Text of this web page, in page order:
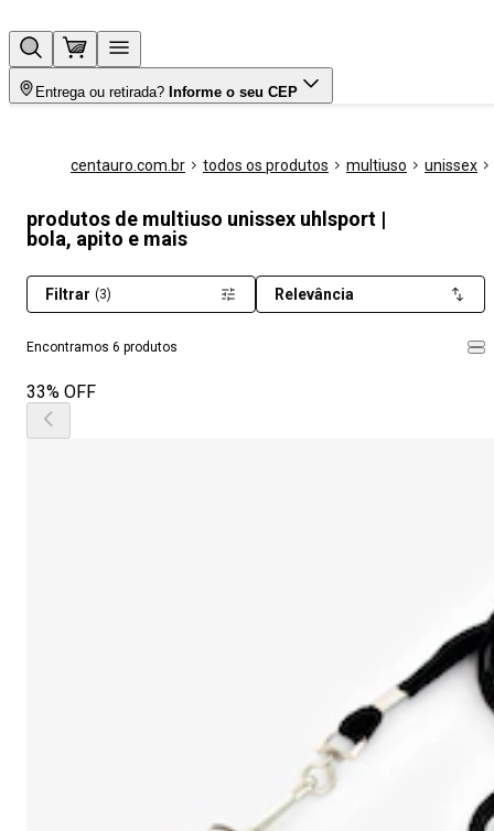
Entrega ou retirada? Informe o seu CEP
centauro.com.br todos os produtos multiuso unissex
produtos de multiuso unissex uhlsport |
bola, apito e mais
Encontramos 6 produtos
Filtrar (3) Relevância
33% OFF